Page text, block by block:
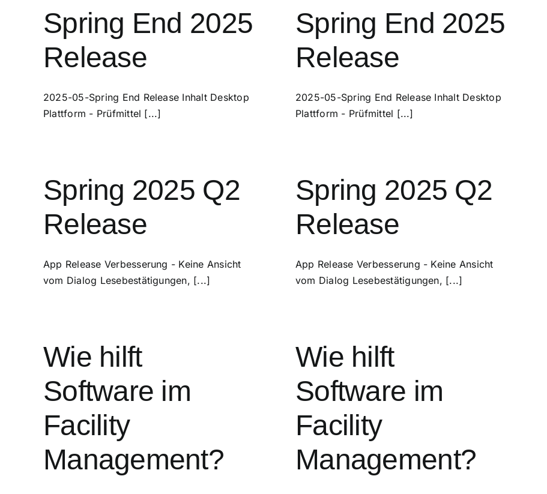
Spring End 2025
Release
2025-05-Spring End Release Inhalt Desktop
Plattform - Prüfmittel [...]
Spring 2025 Q2
Release
App Release Verbesserung - Keine Ansicht
vom Dialog Lesebestätigungen, [...]
Wie hilft
Software im
Facility
Management?
Spring End 2025
Release
2025-05-Spring End Release Inhalt Desktop
Plattform - Prüfmittel [...]
Spring 2025 Q2
Release
App Release Verbesserung - Keine Ansicht
vom Dialog Lesebestätigungen, [...]
Wie hilft
Software im
Facility
Management?